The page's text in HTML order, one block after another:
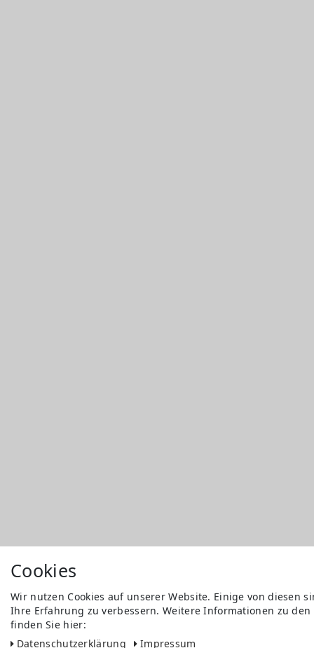
Cookies
Wir nutzen Cookies auf unserer Website. Einige von diesen
Ihre Erfahrung zu verbessern. Weitere Informationen zu
finden Sie hier:
Daten­schutz­erklärung
Impressum